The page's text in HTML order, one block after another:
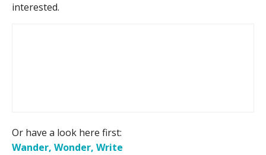
interested.
Or have a look here first:
Wander, Wonder, Write